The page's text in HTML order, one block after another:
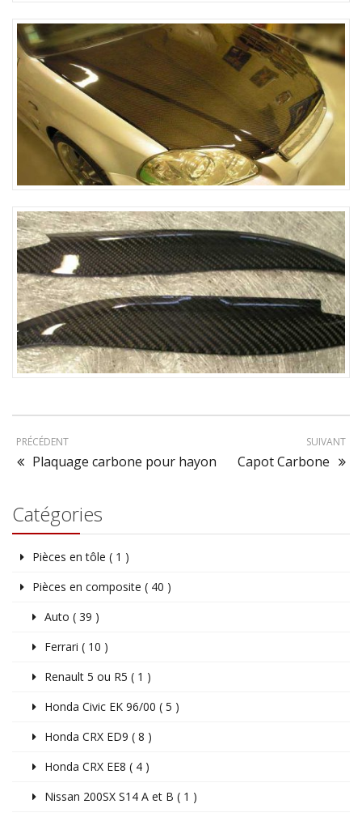
Capot
Paupière de phares
PRÉCÉDENT
Plaquage carbone pour hayon
SUIVANT
Capot Carbone
Catégories
Pièces en tôle ( 1 )
Pièces en composite ( 40 )
Auto ( 39 )
Ferrari ( 10 )
Renault 5 ou R5 ( 1 )
Honda Civic EK 96/00 ( 5 )
Honda CRX ED9 ( 8 )
Honda CRX EE8 ( 4 )
Nissan 200SX S14 A et B ( 1 )